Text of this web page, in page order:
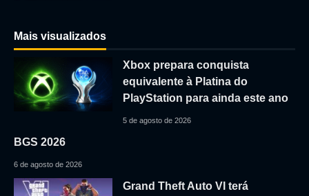
Mais visualizados
Xbox prepara conquista
equivalente à Platina do
PlayStation para ainda este ano
5 de agosto de 2026
BGS 2026
6 de agosto de 2026
Grand Theft Auto VI terá